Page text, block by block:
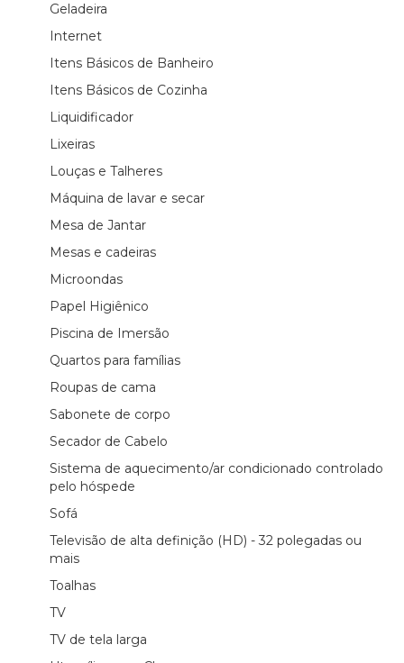
Geladeira
Internet
Itens Básicos de Banheiro
Itens Básicos de Cozinha
Liquidificador
Lixeiras
Louças e Talheres
Máquina de lavar e secar
Mesa de Jantar
Mesas e cadeiras
Microondas
Papel Higiênico
Piscina de Imersão
Quartos para famílias
Roupas de cama
Sabonete de corpo
Secador de Cabelo
Sistema de aquecimento/ar condicionado controlado
pelo hóspede
Sofá
Televisão de alta definição (HD) - 32 polegadas ou
mais
Toalhas
TV
TV de tela larga